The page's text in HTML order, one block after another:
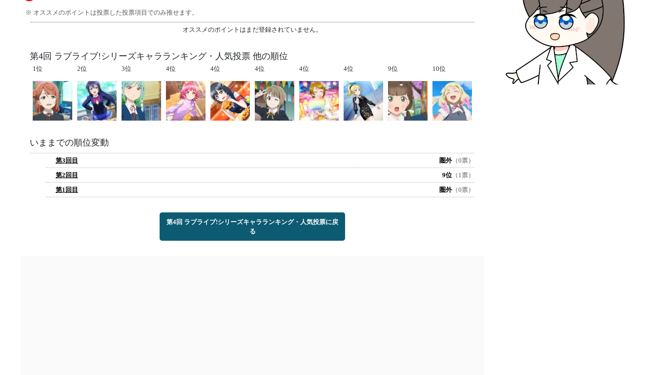
※ オススメのポイントは投票した投票項目でのみ推せます。
オススメのポイントはまだ登録されていません。
第4回 ラブライブ!シリーズキャラランキング・人気投票 他の順位
1位 2位 3位 4位 4位 4位 4位 4位 9位 10位
いままでの順位変動
第3回目 圏外（0票）
第2回目
9位 （1票）
第1回目
圏外（0票）
第4回 ラブライブ!シリーズキャラランキング・人気投票に戻
る